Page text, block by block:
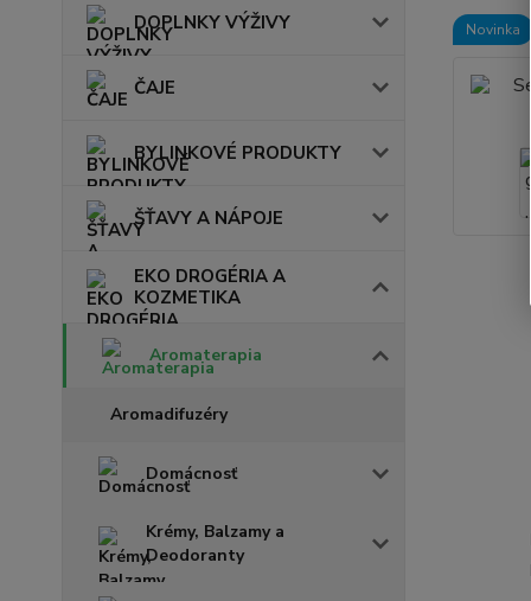
DOPLNKY VÝŽIVY
ČAJE
BYLINKOVÉ PRODUKTY
ŠŤAVY A NÁPOJE
EKO DROGÉRIA A
KOZMETIKA
Aromaterapia
Aromadifuzéry
Domácnosť
Krémy, Balzamy a
Deodoranty
Novinka